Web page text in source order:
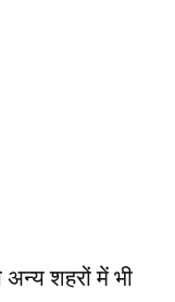
शहरों में भी